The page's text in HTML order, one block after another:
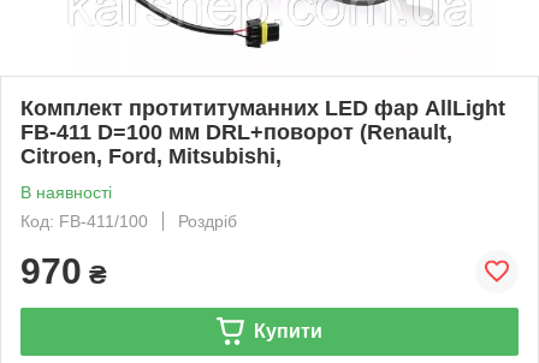
Комплект протититуманних LED фар AllLight
FB-411 D=100 мм DRL+поворот (Renault,
Citroen, Ford, Mitsubishi,
В наявності
Код: FB-411/100
Роздріб
970 ₴
Купити